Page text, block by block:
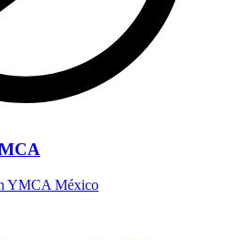
YMCA México